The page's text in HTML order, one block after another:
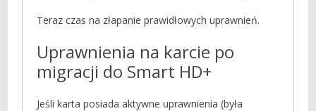
Teraz czas na złapanie prawidłowych uprawnień.
Uprawnienia na karcie po
migracji do Smart HD+
Jeśli karta posiada aktywne uprawnienia (była